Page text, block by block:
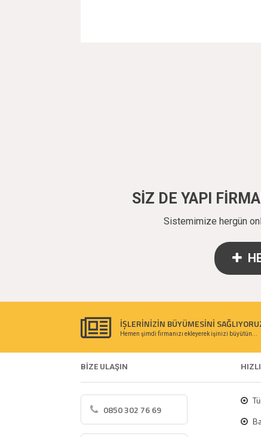
SİZ DE YAPI
Sistemimize hergün
İŞLERİNİZİN BÜYÜMESİNİ
Hemen şimdi firmanızı ekleyerek işinizi büyütün...
BİZE ULAŞIN
0850 302 76 69